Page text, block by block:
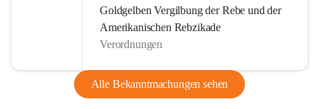
Goldgelben Vergilbung der Rebe und der
Amerikanischen Rebzikade
Verordnungen
Alle Bekanntmachungen sehen